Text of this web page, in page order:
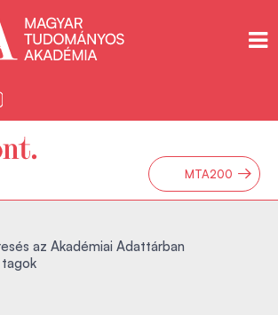
MTA200 →
az Akadémiai Adattárban